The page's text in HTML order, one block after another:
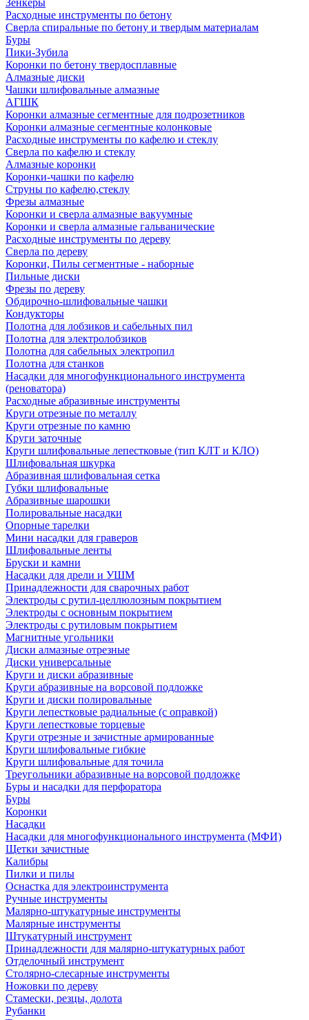
Зенкеры
Расходные инструменты по бетону
Сверла спиральные по бетону и твердым материалам
Буры
Пики-Зубила
Коронки по бетону твердосплавные
Алмазные диски
Чашки шлифовальные алмазные
АГШК
Коронки алмазные сегментные для подрозетников
Коронки алмазные сегментные колонковые
Расходные инструменты по кафелю и стеклу
Сверла по кафелю и стеклу
Алмазные коронки
Коронки-чашки по кафелю
Струны по кафелю,стеклу
Фрезы алмазные
Коронки и сверла алмазные вакуумные
Коронки и сверла алмазные гальванические
Расходные инструменты по дереву
Сверла по дереву
Коронки, Пилы сегментные - наборные
Пильные диски
Фрезы по дереву
Обдирочно-шлифовальные чашки
Кондукторы
Полотна для лобзиков и сабельных пил
Полотна для электролобзиков
Полотна для сабельных электропил
Полотна для станков
Насадки для многофункционального инструмента
(реноватора)
Расходные абразивные инструменты
Круги отрезные по металлу
Круги отрезные по камню
Круги заточные
Круги шлифовальные лепестковые (тип КЛТ и КЛО)
Шлифовальная шкурка
Абразивная шлифовальная сетка
Губки шлифовальные
Абразивные шарошки
Полировальные насадки
Опорные тарелки
Мини насадки для граверов
Шлифовальные ленты
Бруски и камни
Насадки для дрели и УШМ
Принадлежности для сварочных работ
Электроды с рутил-целлюлозным покрытием
Электроды с основным покрытием
Электроды с рутиловым покрытием
Магнитные угольники
Диски алмазные отрезные
Диски универсальные
Круги и диски абразивные
Круги абразивные на ворсовой подложке
Круги и диски полировальные
Круги лепестковые радиальные (с оправкой)
Круги лепестковые торцевые
Круги отрезные и зачистные армированные
Круги шлифовальные гибкие
Круги шлифовальные для точила
Треугольники абразивные на ворсовой подложке
Буры и насадки для перфоратора
Буры
Коронки
Насадки
Насадки для многофункционального инструмента (МФИ)
Щетки зачистные
Калибры
Пилки и пилы
Оснастка для электроинструмента
Ручные инструменты
Малярно-штукатурные инструменты
Малярные инструменты
Штукатурный инструмент
Принадлежности для малярно-штукатурных работ
Отделочный инструмент
Столярно-слесарные инструменты
Ножовки по дереву
Стамески, резцы, долота
Рубанки